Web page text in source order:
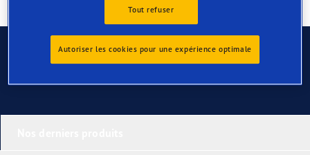
Contactez-nous
Tout refuser
Autoriser les cookies pour une expérience optimale